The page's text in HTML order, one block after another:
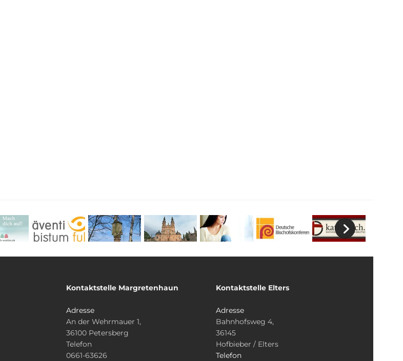
Kontaktstelle Margretenhaun
Adresse
An der Wehrmauer 1,
36100 Petersberg
Telefon
0661-63626
Kontaktstelle Elters
Adresse
Bahnhofsweg 4,
36145
Hofbieber / Elters
Telefon